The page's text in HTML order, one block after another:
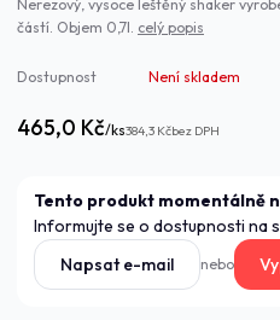
Nerezový, vysoce leštěný shaker
částí. Objem 0,7l. celý popis
Dostupnost Není skladem
465,0 Kč/ks384,3 Kčbez DPH
Tento produkt momentálně
Informujte se o dostupnosti na
Napsat e-mail
nebo